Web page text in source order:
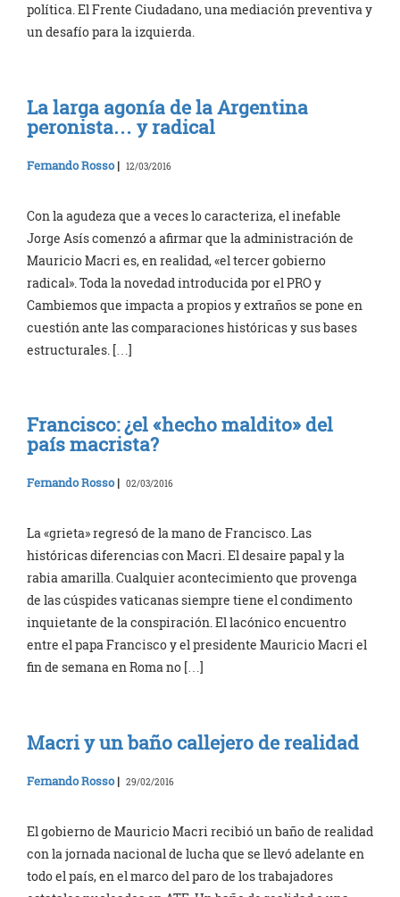
política. El Frente Ciudadano, una mediación preventiva y
un desafío para la izquierda.
La larga agonía de la Argentina
peronista… y radical
Fernando Rosso| 12/03/2016
Con la agudeza que a veces lo caracteriza, el inefable
Jorge Asís comenzó a afirmar que la administración de
Mauricio Macri es, en realidad, «el tercer gobierno
radical». Toda la novedad introducida por el PRO y
Cambiemos que impacta a propios y extraños se pone en
cuestión ante las comparaciones históricas y sus bases
estructurales. […]
Francisco: ¿el «hecho maldito» del
país macrista?
Fernando Rosso| 02/03/2016
La «grieta» regresó de la mano de Francisco. Las
históricas diferencias con Macri. El desaire papal y la
rabia amarilla. Cualquier acontecimiento que provenga
de las cúspides vaticanas siempre tiene el condimento
inquietante de la conspiración. El lacónico encuentro
entre el papa Francisco y el presidente Mauricio Macri el
fin de semana en Roma no […]
Macri y un baño callejero de realidad
Fernando Rosso| 29/02/2016
El gobierno de Mauricio Macri recibió un baño de realidad
con la jornada nacional de lucha que se llevó adelante en
todo el país, en el marco del paro de los trabajadores